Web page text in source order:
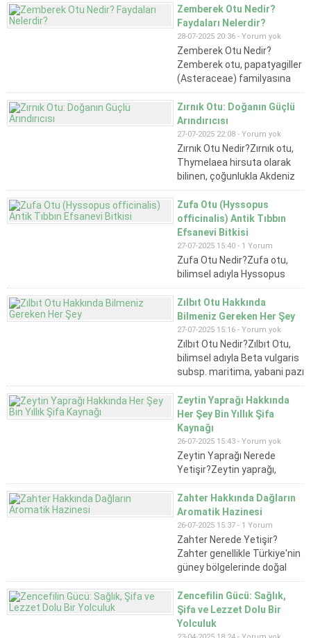
anlamlarda...
bitkidir. Beyaz, sarı, pembe,
mor, turuncu gibi çeşitli
renklere sahip gösterişli
çiçekleri ile bahçeleri
süsleyen zarif bir bitkidir.
Bazı türlerinin kokusu
oldukça güçlüdür ve
aromaterapide de değerlidir.
Yüzlerce...
Zemberek Otu Nedir?
Faydaları Nelerdir?
28-07-2025 20:36 - Yorum yok
Zemberek Otu Nedir?
Zemberek otu, papatyagiller
(Asteraceae) familyasına
ait çok yıllık bir bitkidir.
Keskin aroması, tüylü
yaprakları ve sarıya çalan
çiçekleri ile tanınır. Genellikle
geleneksel tıpta sindirim
düzenleyici, yatıştırıcı ve gaz
giderici olarak
kullanılır.Nerede Yetişir?
Zemberek otu, genellikle
Akdeniz ikliminin hakim
olduğu...
Zırnık Otu: Doğanın Güçlü
Arındırıcısı
27-07-2025 22:08 - Yorum yok
Zırnık Otu Nedir?Zırnık otu,
Thymelaea hirsuta olarak
bilinen, çoğunlukla Akdeniz
ikliminde yetişen ve halk
arasında "zırnık" ya da "zırnık
kökü" olarak adlandırılan
tıbbi bitkilerdendir. Sert
aroması ve acı tadı
nedeniyle doğrudan tüketimi
zor olsa da, halk arasında
çeşitli şekillerde şifa...
Zufa Otu (Hyssopus
officinalis) Antik Tıbbın
Efsanevi Bitkisi
27-07-2025 15:40 - 1 Yorum
Zufa Otu Nedir?Zufa otu,
bilimsel adıyla Hyssopus
officinalis, ballıbabagiller
(Lamiaceae) ailesine
mensup çok yıllık bir bitkidir.
Mavi-mor renkli çiçekleri,
aromatik yaprakları ve güçlü
kokusuyla tanınan bu bitki,
hem süs hem de şifa amaçlı
kullanılmaktadır. Ortaçağ
Avrupa’sında manastır
bahçelerinde mutlaka yer...
Zılbıt Otu Hakkında
Bilmeniz Gereken Her Şey
27-07-2025 15:16 - Yorum yok
Zılbıt Otu Nedir?Zılbıt Otu,
bilimsel adıyla Beta vulgaris
subsp. maritima, yabani pazı
olarak da bilinir. Genellikle
Karadeniz, Akdeniz ve Ege
bölgelerinde doğal olarak
yetişir. Yeşil yaprakları ve
hafif ekşimsi tadı ile
sofralarda da yer bulan bu
bitki, özellikle bahar
aylarında...
Zeytin Yaprağı Hakkında
Her Şey Bin Yıllık Şifa
Kaynağı
26-07-2025 15:43 - Yorum yok
Zeytin Yaprağı Nerede
Yetişir?Zeytin yaprağı,
zeytin ağacının doğal
yetişme alanlarına paralel
olarak Akdeniz ikliminin
hakim olduğu bölgelerde
bulunur. Türkiye’de özellikle
Ege, Akdeniz ve Güneydoğu
Anadolu bölgelerinde doğal
olarak yetişir. Ayrıca İtalya,
Yunanistan, İspanya, Tunus
ve Fas gibi ülkelerde de bol...
Zahter Hakkında Dağların
Aromatik Hazinesi
26-07-2025 15:37 - 1 Yorum
Zahter Nerede Yetişir?
Zahter genellikle Türkiye'nin
güney bölgelerinde doğal
olarak yetişir. Özellikle Hatay,
Gaziantep, Kilis, Mersin,
Adana ve Osmaniye illerinde
dağlık alanlarda, taşlık ve
Zencefilin Gücü: Sağlık,
Şifa ve Lezzet Dolu Bir
Yolculuk